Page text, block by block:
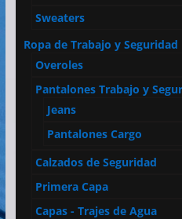
Sweaters
Ropa de Trabajo y Seguridad
Overoles
Pantalones Trabajo y
Jeans
Pantalones Cargo
Calzados de Seguridad
Primera Capa
Capas - Trajes de Agua